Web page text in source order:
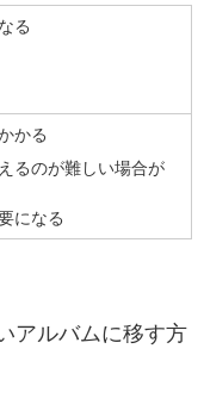
る
かる
るのが難しい場合が
になる
アルバムに移す方